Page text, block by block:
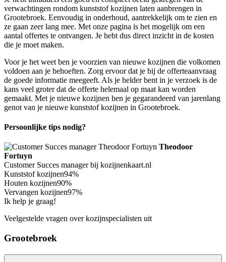
verwachtingen rondom kunststof kozijnen laten aanbrengen in
Grootebroek. Eenvoudig in onderhoud, aantrekkelijk om te zien en
ze gaan zeer lang mee. Met onze pagina is het mogelijk om een
aantal offertes te ontvangen. Je hebt dus direct inzicht in de kosten
die je moet maken.
Voor je het weet ben je voorzien van nieuwe kozijnen die volkomen
voldoen aan je behoeften. Zorg ervoor dat je bij de offerteaanvraag
de goede informatie meegeeft. Als je helder bent in je verzoek is de
kans veel groter dat de offerte helemaal op maat kan worden
gemaakt. Met je nieuwe kozijnen ben je gegarandeerd van jarenlang
genot van je nieuwe kunststof kozijnen in Grootebroek.
Persoonlijke tips nodig?
Theodoor
Fortuyn
Customer Succes manager bij kozijnenkaart.nl
Kunststof kozijnen94%
Houten kozijnen90%
Vervangen kozijnen97%
Ik help je graag!
Veelgestelde vragen over kozijnspecialisten uit
Grootebroek